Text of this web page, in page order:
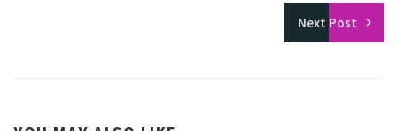
Next Post